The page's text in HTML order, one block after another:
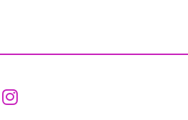
Aceder ao Facebook
Aceder ao